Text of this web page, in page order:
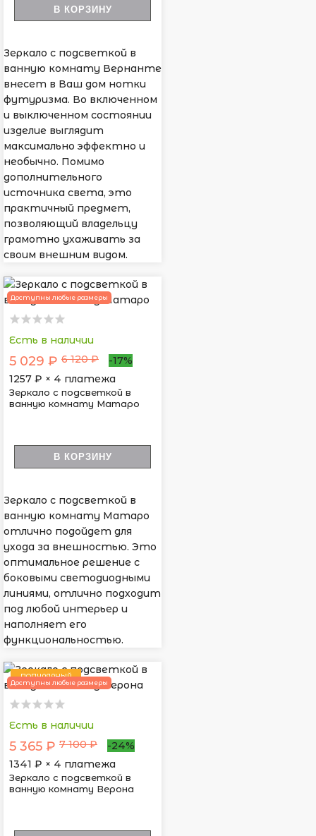
В КОРЗИНУ
Зеркало с подсветкой в
ванную комнату Вернанте
внесет в Ваш дом нотки
футуризма. Во включенном
и выключенном состоянии
изделие выглядит
максимально эффектно и
необычно. Помимо
дополнительного
источника света, это
практичный предмет,
позволяющий владельцу
грамотно ухаживать за
своим внешним видом.
Доступны любые размеры
Есть в наличии
5 029 ₽ 6 120 ₽
-17%
1257 ₽ × 4 платежа
Зеркало с подсветкой в
ванную комнату Матаро
В КОРЗИНУ
Зеркало с подсветкой в
ванную комнату Матаро
отлично подойдет для
ухода за внешностью. Это
оптимальное решение с
боковыми светодиодными
линиями, отлично подходит
под любой интерьер и
наполняет его
функциональностью.
ПОПУЛЯРНЫЙ
Доступны любые размеры
Есть в наличии
5 365 ₽ 7 100 ₽
-24%
1341 ₽ × 4 платежа
Зеркало с подсветкой в
ванную комнату Верона